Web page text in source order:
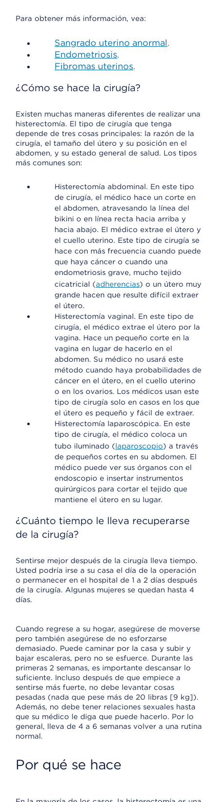
Para obtener más información, vea:
Sangrado uterino anormal.
Endometriosis.
Fibromas uterinos.
¿Cómo se hace la cirugía?
Existen muchas maneras diferentes de realizar una
histerectomía. El tipo de cirugía que tenga
depende de tres cosas principales: la razón de la
cirugía, el tamaño del útero y su posición en el
abdomen, y su estado general de salud. Los tipos
más comunes son:
Histerectomía abdominal. En este tipo
de cirugía, el médico hace un corte en
el abdomen, atravesando la línea del
bikini o en línea recta hacia arriba y
hacia abajo. El médico extrae el útero y
el cuello uterino. Este tipo de cirugía se
hace con más frecuencia cuando puede
que haya cáncer o cuando una
endometriosis grave, mucho tejido
cicatricial (adherencias) o un útero muy
grande hacen que resulte difícil extraer
el útero.
Histerectomía vaginal. En este tipo de
cirugía, el médico extrae el útero por la
vagina. Hace un pequeño corte en la
vagina en lugar de hacerlo en el
abdomen. Su médico no usará este
método cuando haya probabilidades de
cáncer en el útero, en el cuello uterino
o en los ovarios. Los médicos usan este
tipo de cirugía solo en casos en los que
el útero es pequeño y fácil de extraer.
Histerectomía laparoscópica. En este
tipo de cirugía, el médico coloca un
tubo iluminado (laparoscopio) a través
de pequeños cortes en su abdomen. El
médico puede ver sus órganos con el
endoscopio e insertar instrumentos
quirúrgicos para cortar el tejido que
mantiene el útero en su lugar.
¿Cuánto tiempo le lleva recuperarse
de la cirugía?
Sentirse mejor después de la cirugía lleva tiempo.
Usted podría irse a su casa el día de la operación
o permanecer en el hospital de 1 a 2 días después
de la cirugía. Algunas mujeres se quedan hasta 4
días.
Cuando regrese a su hogar, asegúrese de moverse
pero también asegúrese de no esforzarse
demasiado. Puede caminar por la casa y subir y
bajar escaleras, pero no se esfuerce. Durante las
primeras 2 semanas, es importante descansar lo
suficiente. Incluso después de que empiece a
sentirse más fuerte, no debe levantar cosas
pesadas (nada que pese más de 20 libras [9 kg]).
Además, no debe tener relaciones sexuales hasta
que su médico le diga que puede hacerlo. Por lo
general, lleva de 4 a 6 semanas volver a una rutina
normal.
Por qué se hace